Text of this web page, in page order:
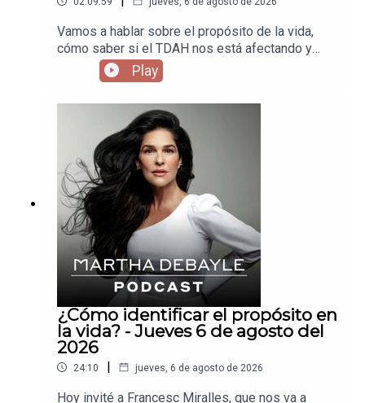
Vamos a hablar sobre el propósito de la vida,
cómo saber si el TDAH nos está afectando y
cómo el vivir como vivimos nos está enfermando
los pulmones.
Play
¿Cómo identificar el propósito en
la vida? - Jueves 6 de agosto del
2026
24:10 | jueves, 6 de agosto de 2026
Hoy invité a Francesc Miralles, que nos va a